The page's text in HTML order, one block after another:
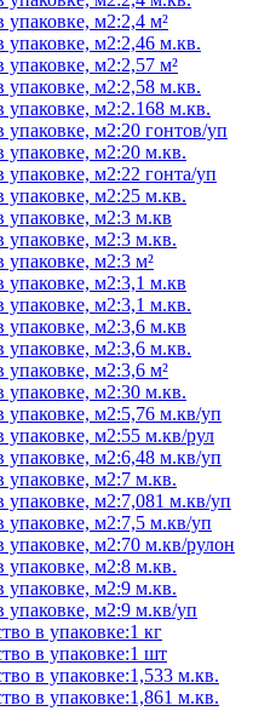
упаковке, м2:2,4 м²
упаковке, м2:2,46 м.кв.
упаковке, м2:2,57 м²
упаковке, м2:2,58 м.кв.
упаковке, м2:2.168 м.кв.
м2:20 гонтов/уп
упаковке, м2:20 м.кв.
м2:22 гонта/уп
упаковке, м2:25 м.кв.
упаковке, м2:3 м.кв
упаковке, м2:3 м.кв.
упаковке, м2:3 м²
упаковке, м2:3,1 м.кв
упаковке, м2:3,1 м.кв.
упаковке, м2:3,6 м.кв
упаковке, м2:3,6 м.кв.
упаковке, м2:3,6 м²
упаковке, м2:30 м.кв.
упаковке, м2:5,76 м.кв/уп
упаковке, м2:55 м.кв/рул
упаковке, м2:6,48 м.кв/уп
упаковке, м2:7 м.кв.
упаковке, м2:7,081 м.кв/уп
упаковке, м2:7,5 м.кв/уп
упаковке, м2:70 м.кв/рулон
упаковке, м2:8 м.кв.
упаковке, м2:9 м.кв.
упаковке, м2:9 м.кв/уп
в упаковке:1 кг
в упаковке:1 шт
в упаковке:1,533 м.кв.
в упаковке:1,861 м.кв.